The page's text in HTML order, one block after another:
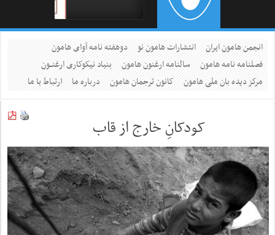
انجمن هامون ایران انتشارات هامون نو
دوهفته نامه آوای هامون
فصلنامه نامه هامون
سالنامه ارغنون هامون
بنیاد نیکوکاری ارغنــون
مرکز دیده بان ملی هامون
کانون ترجمان هامون درباره ما ارتباط با ما
کودکانِ خارج از قاب